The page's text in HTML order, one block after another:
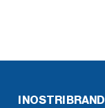
I NOSTRI BRAND